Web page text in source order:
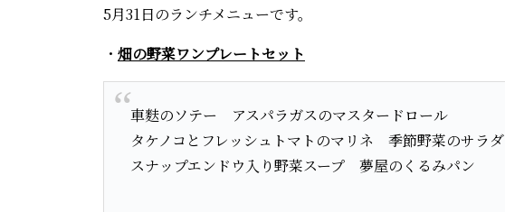
5月31日のランチメニューです。
・ 畑の野菜ワンプレートセット
車麩のソテー アスパラガスのマスタードロール
タケノコとフレッシュトマトのマリネ 季節野菜のサラダ
スナップエンドウ入り野菜スープ 夢屋のくるみパン